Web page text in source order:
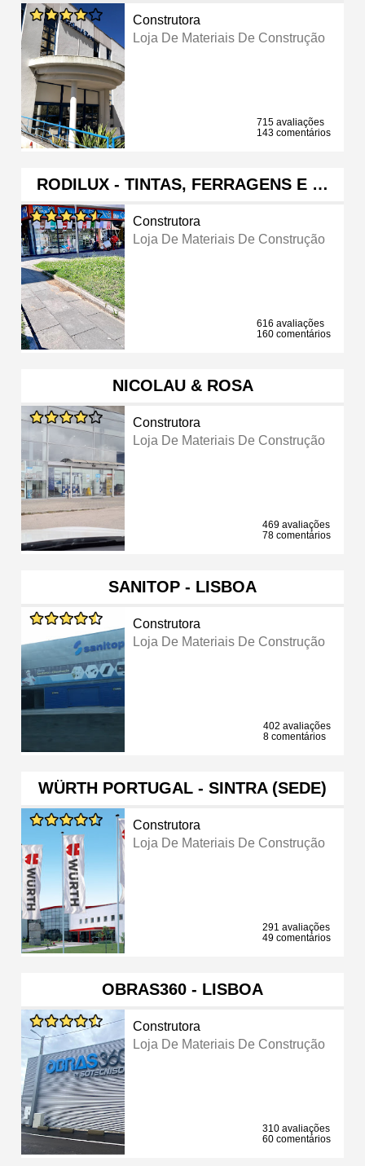
Construtora
Loja De Materiais De Construção
715 avaliações
143 comentários
RODILUX - TINTAS, FERRAGENS E …
Construtora
Loja De Materiais De Construção
616 avaliações
160 comentários
NICOLAU & ROSA
Construtora
Loja De Materiais De Construção
469 avaliações
78 comentários
SANITOP - LISBOA
Construtora
Loja De Materiais De Construção
402 avaliações
8 comentários
WÜRTH PORTUGAL - SINTRA (SEDE)
Construtora
Loja De Materiais De Construção
291 avaliações
49 comentários
OBRAS360 - LISBOA
Construtora
Loja De Materiais De Construção
310 avaliações
60 comentários